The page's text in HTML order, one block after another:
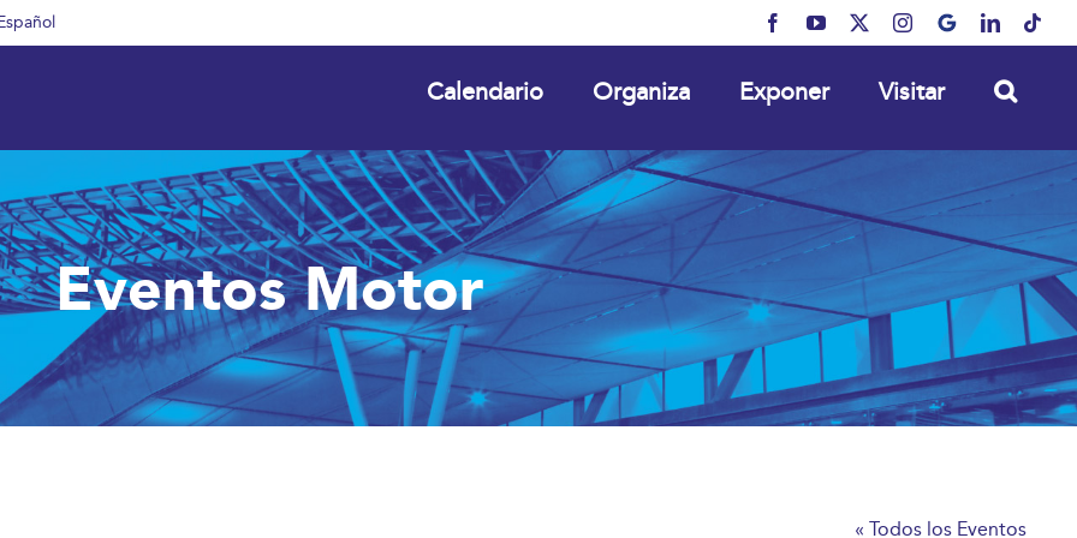
FacebookYouTube Instagram
MyBusinessLinkedIn
Calendario Organiza Exponer Visitar
Eventos Motor
« Todos los Eventos